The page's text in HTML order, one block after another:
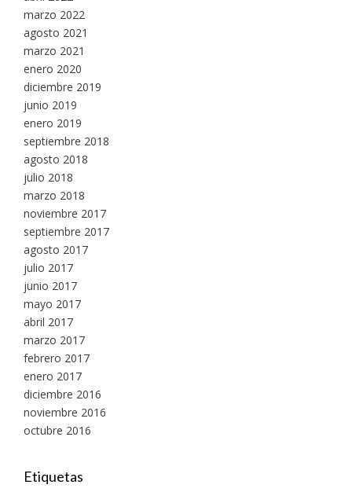
marzo 2022
agosto 2021
marzo 2021
enero 2020
diciembre 2019
junio 2019
enero 2019
septiembre 2018
agosto 2018
julio 2018
marzo 2018
noviembre 2017
septiembre 2017
agosto 2017
julio 2017
junio 2017
mayo 2017
abril 2017
marzo 2017
febrero 2017
enero 2017
diciembre 2016
noviembre 2016
octubre 2016
Etiquetas